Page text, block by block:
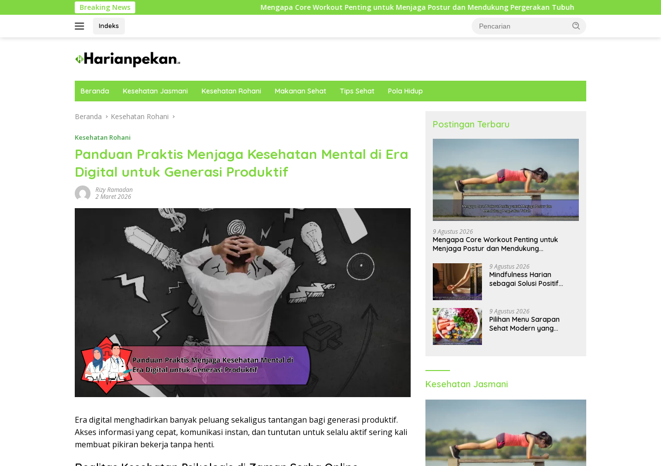
ke
Breaking News Mengapa Core Workout Penting untuk Menjaga Postur dan Mendukung Pergerakan Tubuh Mindfulness Harian sebagai Solusi
Indeks
Beranda Kesehatan Jasmani Kesehatan Rohani Makanan Sehat Tips Sehat Pola Hidup
Beranda Kesehatan Rohani
Kesehatan Rohani
Panduan Praktis Menjaga Kesehatan Mental di Era
Digital untuk Generasi Produktif
Rizy Ramadan
2 Maret 2026
Era digital menghadirkan banyak peluang sekaligus tantangan bagi generasi produktif.
Akses informasi yang cepat, komunikasi instan, dan tuntutan untuk selalu aktif sering kali
membuat pikiran bekerja tanpa henti.
Postingan Terbaru
9 Agustus 2026
Mengapa Core Workout Penting untuk
Menjaga Postur dan Mendukung
9 Agustus 2026
Mindfulness Harian
sebagai Solusi Positif
Kecemasan
9 Agustus 2026
Pilihan Menu Sarapan
Sehat Modern yang
Kesehatan Jasmani